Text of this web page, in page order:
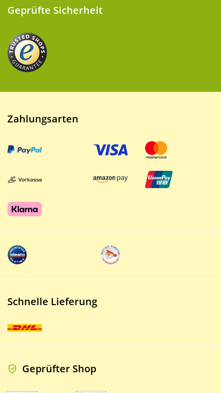
Geprüfte Sicherheit
Zahlungsarten
Schnelle Lieferung
Geprüfter Shop